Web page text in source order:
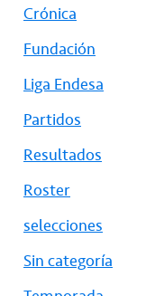
Crónica
Fundación
Liga Endesa
Partidos
Resultados
Roster
selecciones
Sin categoría